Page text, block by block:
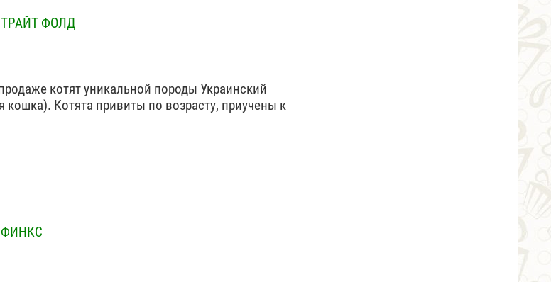
ФОЛД
котят уникальной породы Украинский
кошка). Котята привиты по возрасту, приучены к